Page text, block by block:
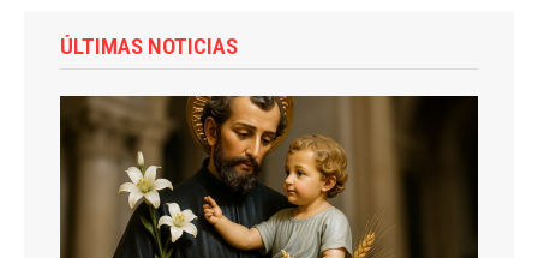
ÚLTIMAS NOTICIAS